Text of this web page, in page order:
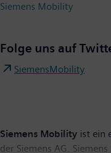
Siemens Mobility
Folge uns auf
SiemensMobility
Siemens Mobility ist ein
der Siemens AG.